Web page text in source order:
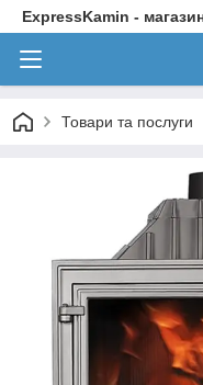
ExpressKamin -
Товари та послуги